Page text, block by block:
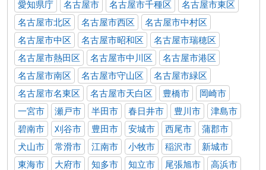
愛知県庁 名古屋市 名古屋市千種区
名古屋市東区
名古屋市北区
名古屋市西区
名古屋市中村区
名古屋市中区
名古屋市昭和区
名古屋市瑞穂区
名古屋市熱田区
名古屋市中川区
名古屋市港区
名古屋市南区
名古屋市守山区
名古屋市緑区
名古屋市名東区
名古屋市天白区 豊橋市
岡崎市
一宮市
瀬戸市 半田市 春日井市 豊川市
津島市
碧南市
刈谷市 豊田市 安城市 西尾市
蒲郡市
犬山市
常滑市 江南市 小牧市 稲沢市
新城市
東海市
大府市 知多市 知立市 尾張旭市
高浜市